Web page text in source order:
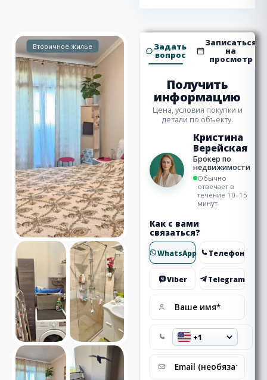
Вторичное жилье Задать
вопрос
Записаться
на
просмотр
Получить
информацию
Цена, условия покупки и
детали по объекту.
Кристина
Верейская
Брокер по
недвижимости
Обычно
отвечает в
течение 10–15
минут
Как с вами
связаться?
WhatsApp Телефон
Viber Telegram